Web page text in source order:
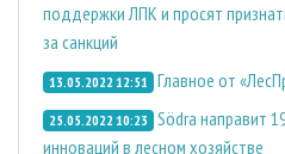
поддержки ЛПК и просят
за санкций
13.05.2022 12:51 Главное от
25.05.2022 10:23 Södra направит
инноваций в лесном хозяйстве